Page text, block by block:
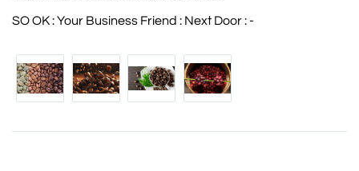
SO OK : Your Business Friend : Next Door : -